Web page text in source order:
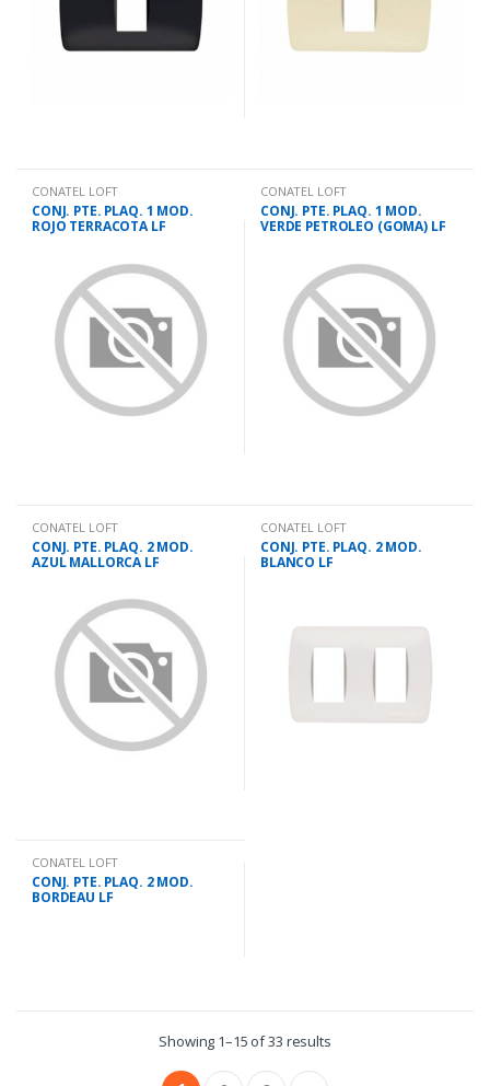
CONATEL LOFT
CONJ. PTE. PLAQ. 1 MOD.
ROJO TERRACOTA LF
CONATEL LOFT
CONJ. PTE. PLAQ. 1 MOD.
VERDE PETROLEO (GOMA) LF
CONATEL LOFT
CONJ. PTE. PLAQ. 2 MOD.
AZUL MALLORCA LF
CONATEL LOFT
CONJ. PTE. PLAQ. 2 MOD.
BLANCO LF
CONATEL LOFT
CONJ. PTE. PLAQ. 2 MOD.
BORDEAU LF
Showing 1–15 of 33 results